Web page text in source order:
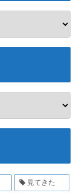
見てきた